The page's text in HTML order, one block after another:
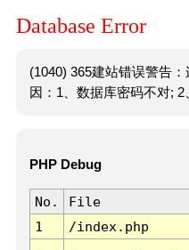
Database Error
(1040) 365建站错误警告
因：1、数据库密码不对; 2
PHP Debug
No. File
1
/index.php